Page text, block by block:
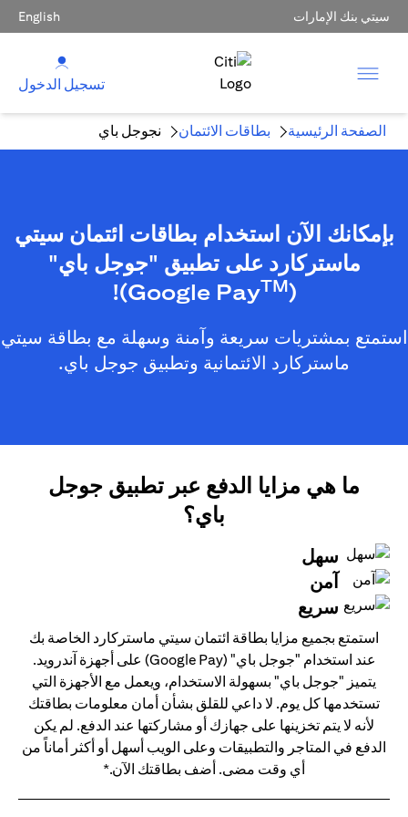
سيتي بنك الإمارات English
تسجيل الدخول
الصفحة الرئيسية بطاقات الائتمان نجوجل باي
بإمكانك الآن استخدام بطاقات ائتمان سيتي
ماستركارد على تطبيق "جوجل باي"
(Google Pay
TM
)!
استمتع بمشتريات سريعة وآمنة وسهلة مع بطاقة سيتي
ماستركارد الائتمانية وتطبيق جوجل باي.
ما هي مزايا الدفع عبر تطبيق جوجل
باي؟
سهل
آمن
سريع
استمتع بجميع مزايا بطاقة ائتمان سيتي ماستركارد الخاصة بك
عند استخدام "جوجل باي" (Google Pay) على أجهزة آندرويد.
يتميز "جوجل باي" بسهولة الاستخدام، ويعمل مع الأجهزة التي
تستخدمها كل يوم. لا داعي للقلق بشأن أمان معلومات بطاقتك
لأنه لا يتم تخزينها على جهازك أو مشاركتها عند الدفع. لم يكن
الدفع في المتاجر والتطبيقات وعلى الويب أسهل أو أكثر أماناً من
أي وقت مضى. أضف بطاقتك الآن.*